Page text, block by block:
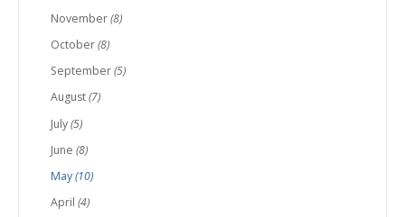
November(8)
October(8)
September(5)
August(7)
July(5)
June (8)
May(10)
April (4)